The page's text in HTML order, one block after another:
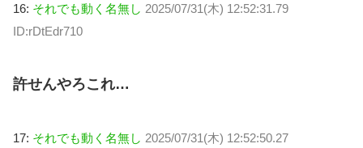
16: それでも動く名無し 2025/07/31(木) 12:52:31.79
ID:rDtEdr710
許せんやろこれ…
17: それでも動く名無し 2025/07/31(木) 12:52:50.27